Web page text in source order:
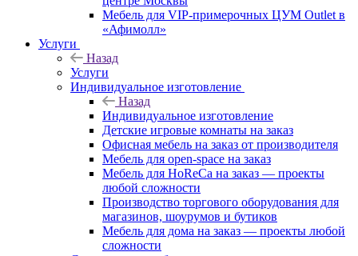
Мебель для VIP-примерочных ЦУМ Outlet в
«Афимолл»
Услуги
Назад
Услуги
Индивидуальное изготовление
Назад
Индивидуальное изготовление
Детские игровые комнаты на заказ
Офисная мебель на заказ от производителя
Мебель для open-space на заказ
Мебель для HoReCa на заказ — проекты
любой сложности
Производство торгового оборудования для
магазинов, шоурумов и бутиков
Мебель для дома на заказ — проекты любой
сложности